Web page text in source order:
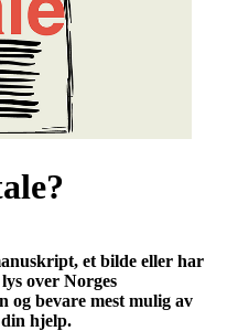
et bilde eller har
over Norges
og bevare mest mulig av
hjelp.